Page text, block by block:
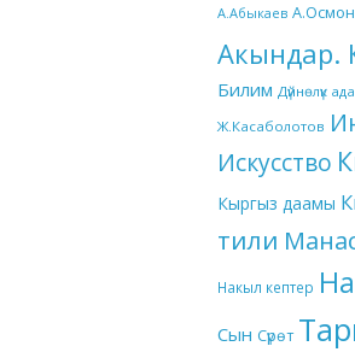
А.Абыкаев
Акындар.
Билим Дүйнөлүк
Ж.Касаболотов
Искусство
Кыргыз даамы
тили
Накыл кептер
Сын Сүрөт